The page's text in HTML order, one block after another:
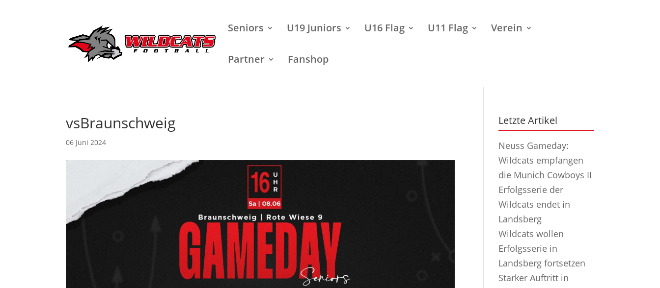
Seniors U19 Juniors U16 Flag U11 Flag Verein
Partner Fanshop
vsBraunschweig
06 Juni 2024
Letzte Artikel
Neuss Gameday:
Wildcats empfangen
die Munich Cowboys II
Erfolgsserie der
Wildcats endet in
Landsberg
Wildcats wollen
Erfolgsserie in
Landsberg fortsetzen
Starker Auftritt in